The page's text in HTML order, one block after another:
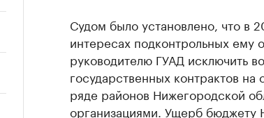
Судом было установлено, что в
интересах подконтрольных ему
руководителю ГУАД исключить
государственных контрактов
ряде районов Нижегородской
организациями. Ущерб бюджету